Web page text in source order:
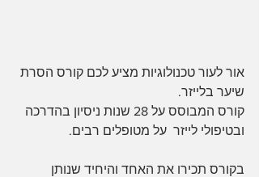
אור לעור טכנולוגיות מציע לכם קורס הסרת
שיער בלייזר.
קורס המבוסס על 28 שנות ניסיון בהדרכה
ובטיפולי לייזר  על מטופלים רבים.
בקורס תכירו את האחד והיחיד שנותן